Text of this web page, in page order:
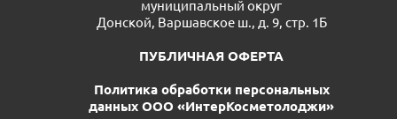
муниципальный округ
Донской, Варшавское ш., д. 9, стр. 1Б
ПУБЛИЧНАЯ ОФЕРТА
Политика обработки персональных
данных ООО «ИнтерКосметолоджи»